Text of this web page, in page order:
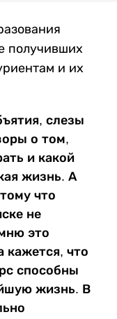
получивших
и их
слезы
о том,
и какой
жизнь. А
что
не
это
кажется, что
способны
жизнь. В